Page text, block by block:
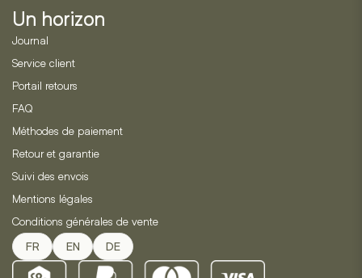
Un horizon
Journal
Service client
Portail retours
FAQ
Méthodes de paiement
Retour et garantie
Suivi des envois
Mentions légales
Conditions générales de vente
FR EN DE